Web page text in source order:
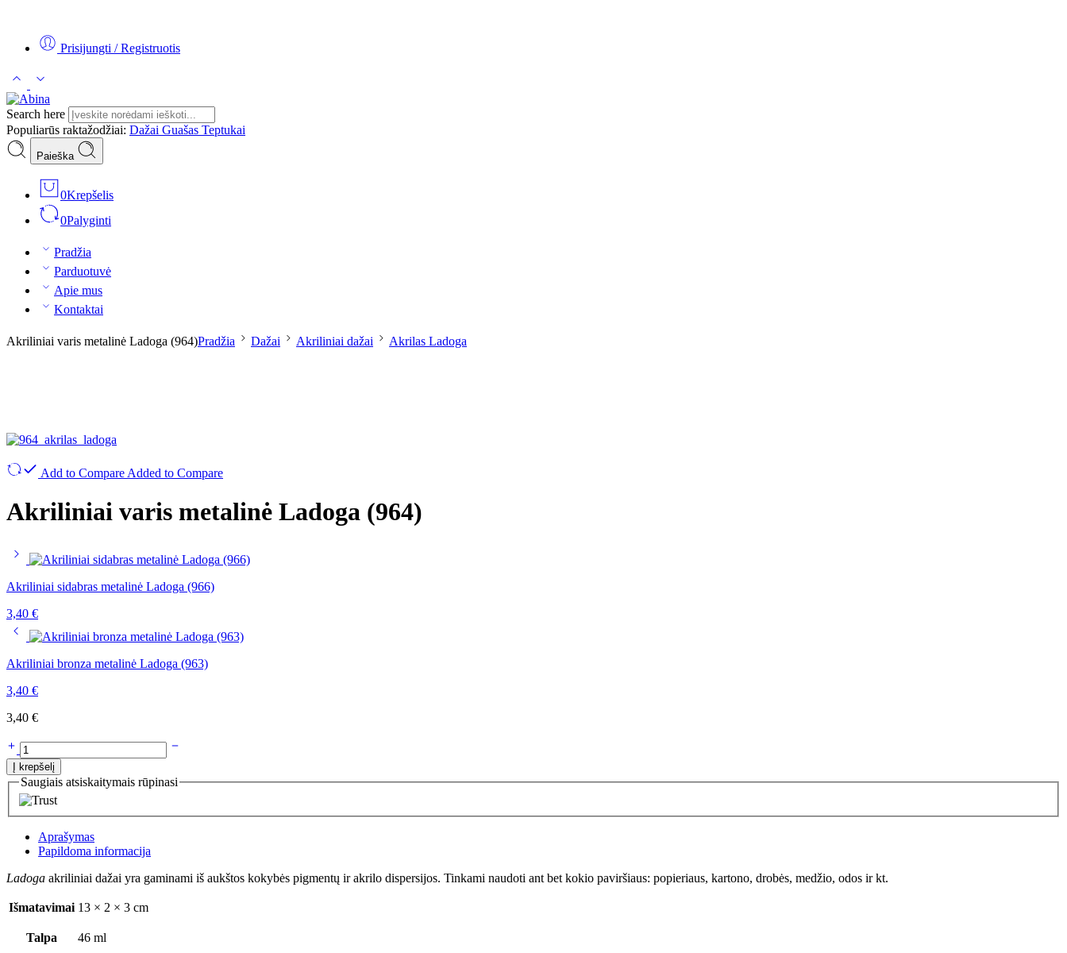
Prisijungti / Registruotis
Search here
Populiarūs raktažodžiai: Dažai Guašas Teptukai
Paieška
0Krepšelis
0Palyginti
Pradžia
Parduotuvė
Apie mus
Kontaktai
Akriliniai varis metalinė Ladoga (964)Pradžia Dažai Akriliniai dažai Akrilas Ladoga
Add to Compare Added to Compare
Akriliniai varis metalinė Ladoga (964)
Akriliniai sidabras metalinė Ladoga (966)
3,40 €
Akriliniai bronza metalinė Ladoga (963)
3,40 €
3,40 €
Į krepšelį
Saugiais atsiskaitymais rūpinasi
Aprašymas
Papildoma informacija
Ladoga akriliniai dažai yra gaminami iš aukštos kokybės pigmentų ir akrilo dispersijos. Tinkami naudoti ant bet kokio paviršiaus: popieriaus, kartono, drobės, medžio, odos ir kt.
Išmatavimai 13 × 2 × 3 cm
Talpa 46 ml